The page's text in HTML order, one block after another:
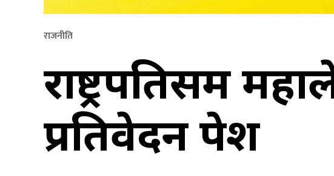
राजनीति
राष्ट्रपतिसमक्ष
प्रतिवेदन पेश